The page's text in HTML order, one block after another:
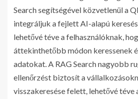
Search segítségével közvetlenül a
integráljuk a fejlett AI-alapú
lehetővé téve a felhasználóknak,
áttekinthetőbb módon keressenek
adatokat. A RAG Search nagyobb
ellenőrzést biztosít a
visszakeresése felett, lehetővé téve